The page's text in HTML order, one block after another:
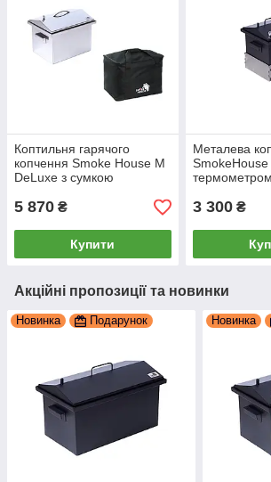
Коптильня гарячого
копчення Smoke House M
DeLuxe з сумкою
5 870 ₴
Купити
Металева
3 300₴
Акційні пропозиції та новинки
Новинка Подарунок Новинка